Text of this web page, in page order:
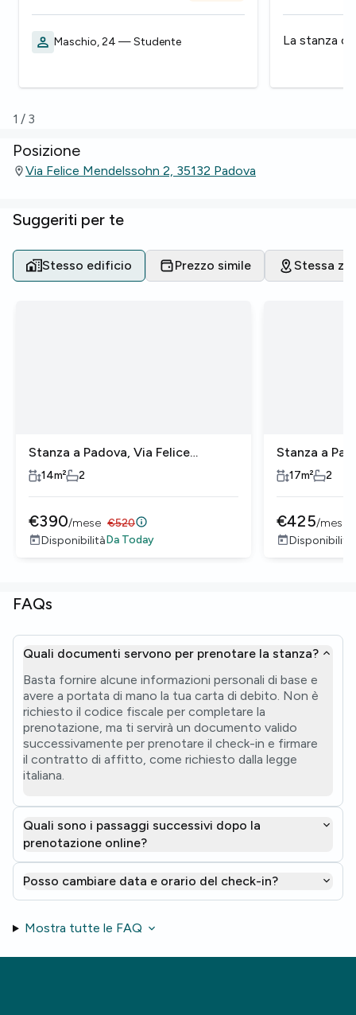
Maschio, 24 — Studente La stanza
1/ 3
Posizione
Via Felice Mendelssohn 2, 35132 Padova
Suggeriti per te
Stesso edificio Prezzo simile Stessa
Stanza a Padova, Via Felice
Mendelssohn
14m² 2
€390/mese €520
DisponibilitàDa Today
Stanza a
Mendelssohn
17m² 2
€425/mese
Disponibilità
FAQs
Quali documenti servono per prenotare la stanza?
Basta fornire alcune informazioni personali di base e
avere a portata di mano la tua carta di debito. Non è
richiesto il codice fiscale per completare la
prenotazione, ma ti servirà un documento valido
successivamente per prenotare il check-in e firmare
il contratto di affitto, come richiesto dalla legge
italiana.
Quali sono i passaggi successivi dopo la
prenotazione online?
Posso cambiare data e orario del check-in?
Mostra tutte le FAQ